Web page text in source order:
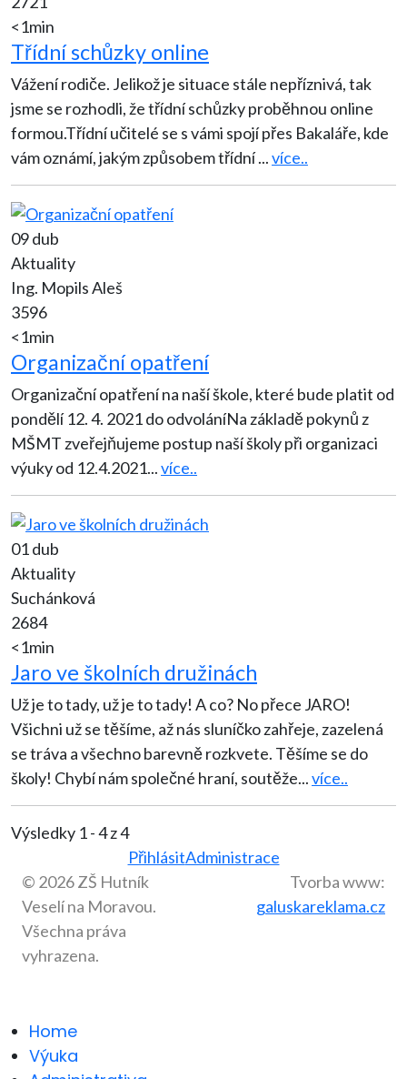
<1min
Třídní schůzky online
Vážení rodiče. Jelikož je situace stále nepříznivá, tak
jsme se rozhodli, že třídní schůzky proběhnou online
formou.Třídní učitelé se s vámi spojí přes Bakaláře, kde
vám oznámí, jakým způsobem třídní...více..
09 dub
Aktuality
Ing. Mopils Aleš
3596
<1min
Organizační opatření
Organizační opatření na naší škole, které bude platit od
pondělí 12. 4. 2021 do odvoláníNa základě pokynů z
MŠMT zveřejňujeme postup naší školy při organizaci
výuky od 12.4.2021...více..
01 dub
Aktuality
Suchánková
2684
<1min
Jaro ve školních družinách
Už je to tady, už je to tady! A co? No přece JARO!
Všichni už se těšíme, až nás sluníčko zahřeje, zazelená
se tráva a všechno barevně rozkvete. Těšíme se do
školy! Chybí nám společné hraní, soutěže...více..
Výsledky 1 - 4 z 4
PřihlásitAdministrace
© 2026 ZŠ Hutník
Veselí na Moravou.
Všechna práva
vyhrazena.
Tvorba www:
galuskareklama.cz
Home
Výuka